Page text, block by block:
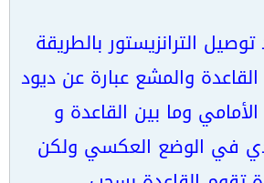
الترانزيستور بالطريقة
والمشع عبارة عن ديود
وما بين القاعدة و
في الوضع العكسي ولكن